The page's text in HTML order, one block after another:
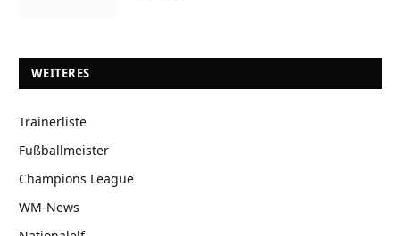
WEITERES
Trainerliste
Fußballmeister
Champions League
WM-News